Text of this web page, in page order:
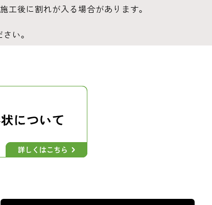
工後に割れが入る場合があります。
い。